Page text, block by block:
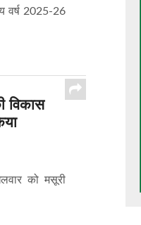
वर्ष 2025-26
विकास
को मसूरी